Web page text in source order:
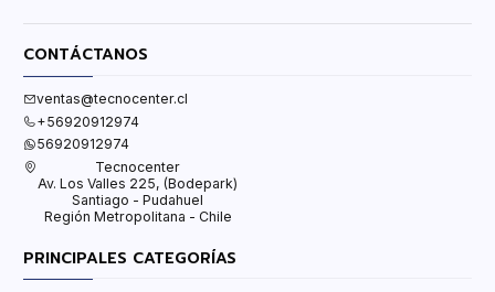
CONTÁCTANOS
ventas@tecnocenter.cl
+56920912974
56920912974
Tecnocenter
Av. Los Valles 225, (Bodepark)
Santiago - Pudahuel
Región Metropolitana - Chile
PRINCIPALES CATEGORÍAS